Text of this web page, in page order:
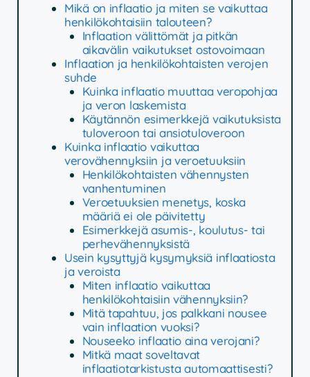
Mikä on inflaatio ja miten se vaikuttaa
henkilökohtaisiin talouteen?
Inflaation välittömät ja pitkän
aikavälin vaikutukset ostovoimaan
Inflaation ja henkilökohtaisten verojen
suhde
Kuinka inflaatio muuttaa veropohjaa
ja veron laskemista
Käytännön esimerkkejä vaikutuksista
tuloveroon tai ansiotuloveroon
Kuinka inflaatio vaikuttaa
verovähennyksiin ja veroetuuksiin
Henkilökohtaisten vähennysten
vanhentuminen
Veroetuuksien menetys, koska
määriä ei ole päivitetty
Esimerkkejä asumis-, koulutus- tai
perhevähennyksistä
Usein kysyttyjä kysymyksiä inflaatiosta
ja veroista
Miten inflaatio vaikuttaa
henkilökohtaisiin vähennyksiin?
Mitä tapahtuu, jos palkkani nousee
vain inflaation vuoksi?
Nouseeko inflaatio aina verojani?
Mitkä maat soveltavat
inflaatiotarkistusta automaattisesti?